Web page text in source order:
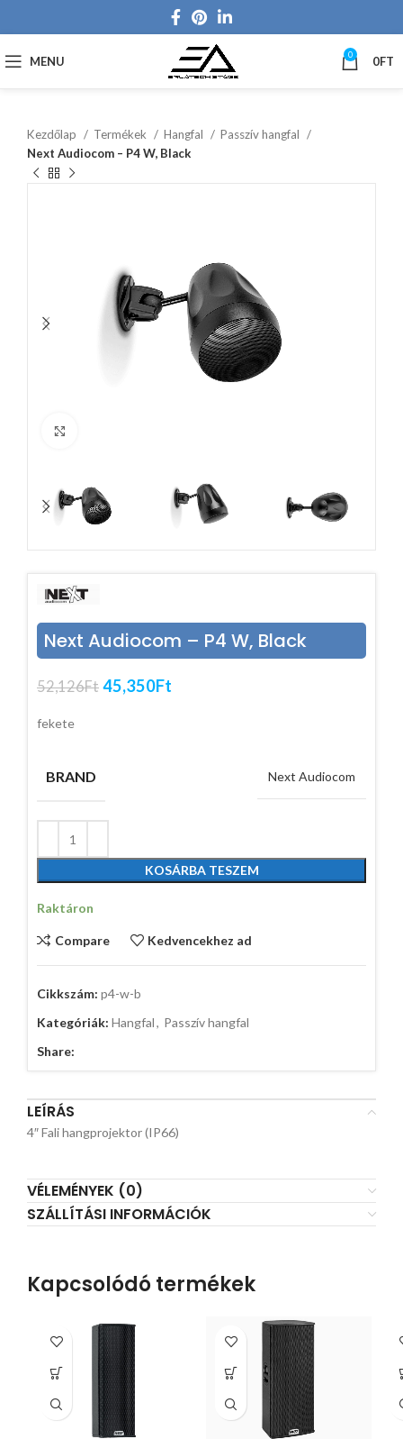
MENU 0 0FT
Kezdőlap Termékek Hangfal
Passzív hangfal
Next Audiocom – P4 W, Black
Next Audiocom – P4 W, Black
52,126Ft 45,350Ft
fekete
BRAND Next Audiocom
KOSÁRBA TESZEM
Raktáron
Compare Kedvencekhez ad
Cikkszám: p4-w-b
Kategóriák: Hangfal, Passzív hangfal
Share:
LEÍRÁS
4″ Fali hangprojektor (IP66)
VÉLEMÉNYEK (0)
SZÁLLÍTÁSI INFORMÁCIÓK
Kapcsolódó termékek